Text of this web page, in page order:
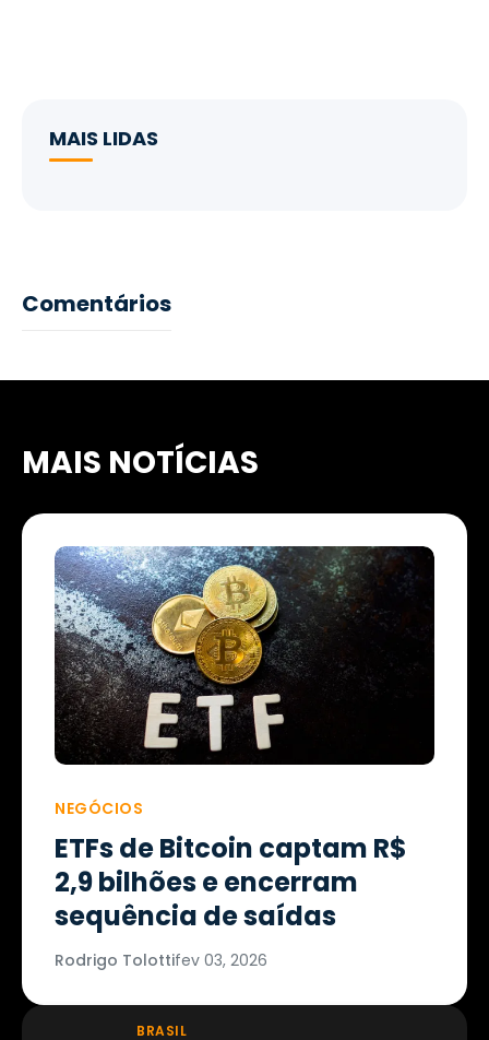
MAIS LIDAS
Comentários
MAIS NOTÍCIAS
NEGÓCIOS
ETFs de Bitcoin captam R$
2,9 bilhões e encerram
sequência de saídas
Rodrigo Tolottifev 03, 2026
BRASIL